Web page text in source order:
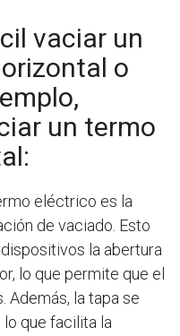
vaciar un
o
un termo
eléctrico es la
de vaciado. Esto
la abertura
lo que permite que el
Además, la tapa se
lo que facilita la